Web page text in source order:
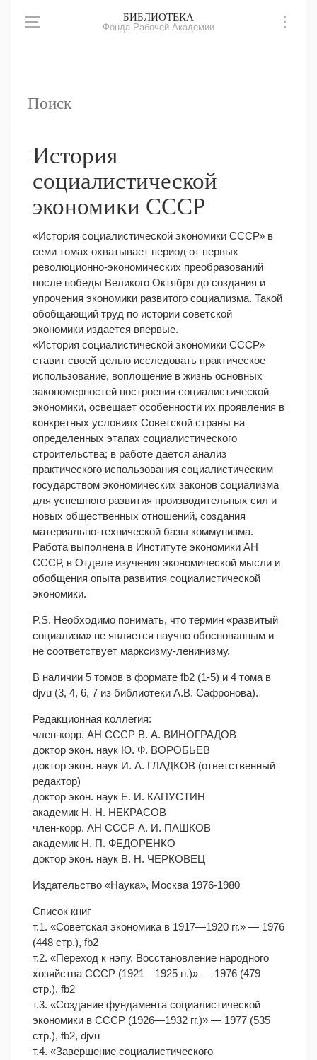
БИБЛИОТЕКА
Фонда Рабочей Академии
История
социалистической
экономики СССР
«История социалистической экономики СССР» в
семи томах охватывает период от первых
революционно-экономических преобразований
после победы Великого Октября до создания и
упрочения экономики развитого социализма. Такой
обобщающий труд по истории советской
экономики издается впервые.
«История социалистической экономики СССР»
ставит своей целью исследовать практическое
использование, воплощение в жизнь основных
закономерностей построения социалистической
экономики, освещает особенности их проявления в
конкретных условиях Советской страны на
определенных этапах социалистического
строительства; в работе дается анализ
практического использования социалистическим
государством экономических законов социализма
для успешного развития производительных сил и
новых общественных отношений, создания
материально-технической базы коммунизма.
Работа выполнена в Институте экономики АН
СССР, в Отделе изучения экономической мысли и
обобщения опыта развития социалистической
экономики.
P.S. Необходимо понимать, что термин «развитый
социализм» не является научно обоснованным и
не соответствует марксизму-ленинизму.
В наличии 5 томов в формате fb2 (1-5) и 4 тома в
djvu (3, 4, 6, 7 из библиотеки А.В. Сафронова).
Редакционная коллегия:
член-корр. АН СССР В. А. ВИНОГРАДОВ
доктор экон. наук Ю. Ф. ВОРОБЬЕВ
доктор экон. наук И. А. ГЛАДКОВ (ответственный
редактор)
доктор экон. наук Е. И. КАПУСТИН
академик Н. Н. НЕКРАСОВ
член-корр. АН СССР А. И. ПАШКОВ
академик Н. П. ФЕДОРЕНКО
доктор экон. наук В. Н. ЧЕРКОВЕЦ
Издательство «Наука», Москва 1976-1980
Список книг
т.1. «Советская экономика в 1917—1920 гг.» — 1976
(448 стр.), fb2
т.2. «Переход к нэпу. Восстановление народного
хозяйства СССР (1921—1925 гг.)» — 1976 (479
стр.), fb2
т.3. «Создание фундамента социалистической
экономики в СССР (1926—1932 гг.)» — 1977 (535
стр.), fb2, djvu
т.4. «Завершение социалистического